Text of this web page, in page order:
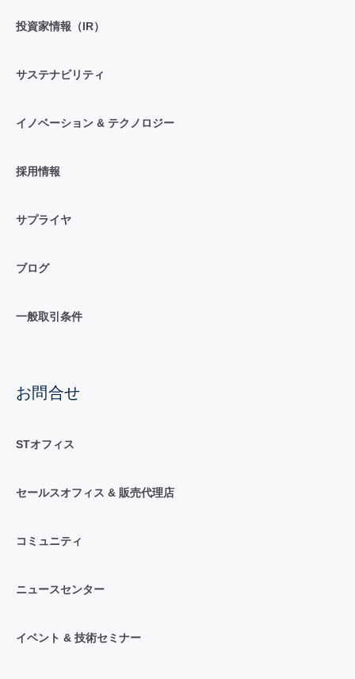
投資家情報（IR）
サステナビリティ
イノベーション & テクノロジー
採用情報
サプライヤ
ブログ
一般取引条件
お問合せ
STオフィス
セールスオフィス & 販売代理店
コミュニティ
ニュースセンター
イベント & 技術セミナー